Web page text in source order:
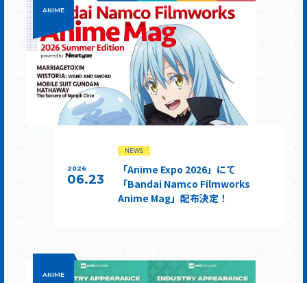
ANIME
2026
06.23
NEWS
「Anime Expo 2026」にて
「Bandai Namco Filmworks
Anime Mag」配布決定！
ANIME